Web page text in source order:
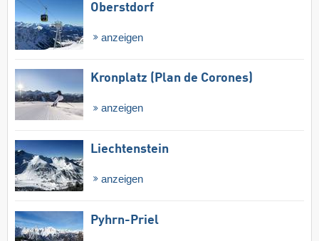
Oberstdorf
anzeigen
Kronplatz (Plan de Corones)
anzeigen
Liechtenstein
anzeigen
Pyhrn-Priel